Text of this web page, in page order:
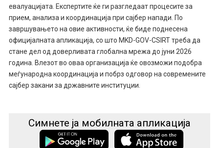
евалуацијата. Експертите ќе ги разгледаат процесите за
прием, анализа и координација при сајбер напади. По
завршувањето на овие активности, ќе биде поднесена
официјалната апликација, со што MKD-GOV-CSIRT треба да
стане дел од доверливата глобална мрежа до јуни 2026
година. Влезот во оваа организација ќе овозможи подобра
меѓународна координација и побрз одговор на современите
сајбер закани за државните институции.
Симнете ја мобилната апликација